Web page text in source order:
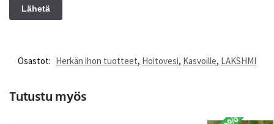
Osastot: Herkän ihon tuotteet, Hoitovesi, Kasvoille, LAKSHMI
Tutustu myös